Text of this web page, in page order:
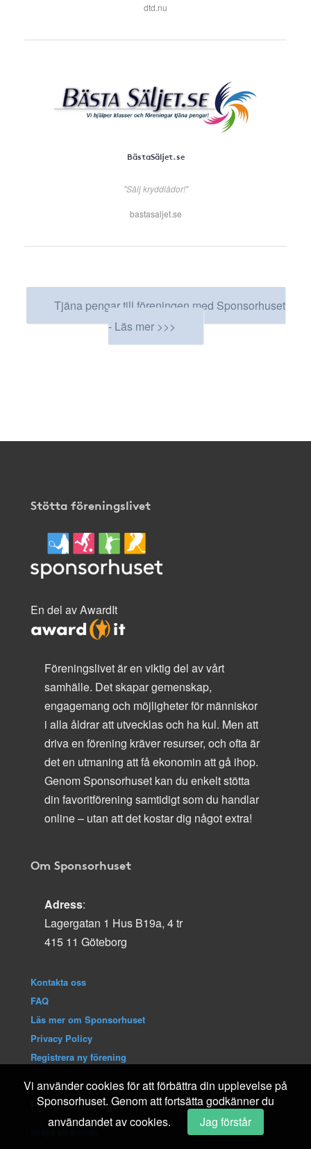
dtd.nu
BästaSäljet.se
"Sälj kryddlådor!"
bastasaljet.se
Tjäna pengar till föreningen med Sponsorhuset
- Läs mer >>>
Stötta föreningslivet
En del av AwardIt
Föreningslivet är en viktig del av vårt
samhälle. Det skapar gemenskap,
engagemang och möjligheter för människor
i alla åldrar att utvecklas och ha kul. Men att
driva en förening kräver resurser, och ofta är
det en utmaning att få ekonomin att gå ihop.
Genom Sponsorhuset kan du enkelt stötta
din favoritförening samtidigt som du handlar
online – utan att det kostar dig något extra!
Om Sponsorhuset
Adress:
Lagergatan 1 Hus B19a, 4 tr
415 11 Göteborg
Kontakta oss
FAQ
Läs mer om Sponsorhuset
Privacy Policy
Registrera ny förening
Hjälp och frågor
Vi använder cookies för att förbättra din upplevelse på
Sponsorhuset. Genom att fortsätta godkänner du
användandet av cookies.
Jag förstår